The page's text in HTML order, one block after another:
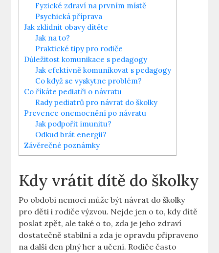
Fyzické zdraví na prvním místě
Psychická příprava
Jak zklidnit obavy dítěte
Jak na to?
Praktické tipy pro rodiče
Důležitost komunikace s pedagogy
Jak efektivně komunikovat s pedagogy
Co když se vyskytne problém?
Co říkáte pediatři o návratu
Rady pediatrů pro návrat do školky
Prevence onemocnění po návratu
Jak podpořit imunitu?
Odkud brát energii?
Závěrečné poznámky
Kdy vrátit dítě do školky
Po období nemoci může být návrat do školky
pro děti i rodiče výzvou. Nejde jen o to, kdy dítě
poslat zpět, ale také o to, zda je jeho zdraví
dostatečně stabilní a zda je opravdu připraveno
na další den plný her a učení. Rodiče často